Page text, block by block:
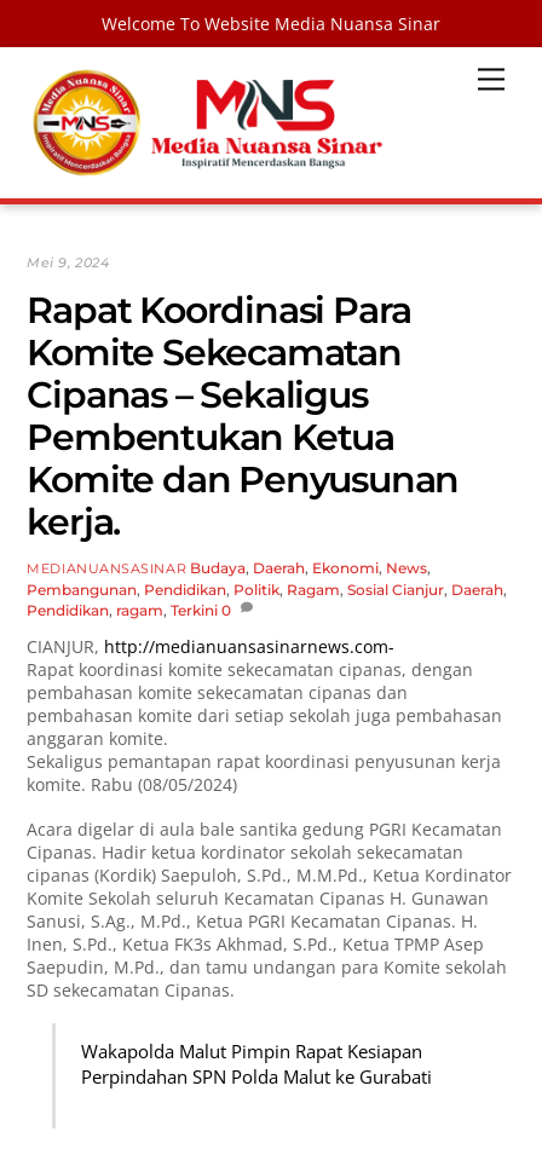
Welcome To Website Media Nuansa Sinar
content
Mei 9, 2024
Rapat Koordinasi Para
Komite Sekecamatan
Cipanas – Sekaligus
Pembentukan Ketua
Komite dan Penyusunan
kerja.
MEDIANUANSASINAR Budaya, Daerah, Ekonomi, News,
Pembangunan, Pendidikan, Politik, Ragam,Sosial Cianjur, Daerah,
Pendidikan, ragam,Terkini 0
CIANJUR, http://medianuansasinarnews.com-
Rapat koordinasi komite sekecamatan cipanas, dengan
pembahasan komite sekecamatan cipanas dan
pembahasan komite dari setiap sekolah juga pembahasan
anggaran komite.
Sekaligus pemantapan rapat koordinasi penyusunan kerja
komite. Rabu (08/05/2024)
Acara digelar di aula bale santika gedung PGRI Kecamatan
Cipanas. Hadir ketua kordinator sekolah sekecamatan
cipanas (Kordik) Saepuloh, S.Pd., M.M.Pd., Ketua Kordinator
Komite Sekolah seluruh Kecamatan Cipanas H. Gunawan
Sanusi, S.Ag., M.Pd., Ketua PGRI Kecamatan Cipanas. H.
Inen, S.Pd., Ketua FK3s Akhmad, S.Pd., Ketua TPMP Asep
Saepudin, M.Pd., dan tamu undangan para Komite sekolah
SD sekecamatan Cipanas.
Wakapolda Malut Pimpin Rapat Kesiapan
Perpindahan SPN Polda Malut ke Gurabati